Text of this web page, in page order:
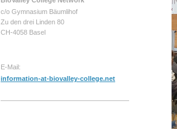
c/o Gymnasium Bäumlihof
Zu den drei Linden 80
CH-4058 Basel
E-Mail:
information-at-biovalley-college.net